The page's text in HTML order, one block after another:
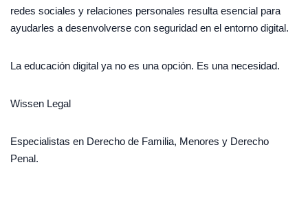
redes sociales y relaciones personales resulta esencial para
ayudarles a desenvolverse con seguridad en el entorno digital.
La educación digital ya no es una opción. Es una necesidad.
Wissen Legal
Especialistas en Derecho de Familia, Menores y Derecho
Penal.